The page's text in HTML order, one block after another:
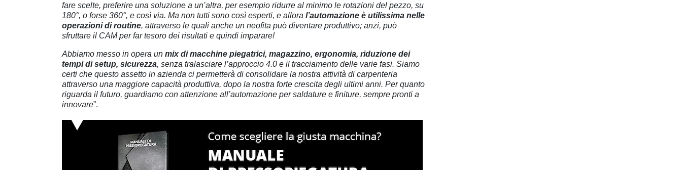
fare scelte, preferire una soluzione a un’altra, per esempio ridurre al minimo le rotazioni del pezzo, su
180°, o forse 360°, e così via. Ma non tutti sono così esperti, e allora l’automazione è utilissima nelle
operazioni di routine, attraverso le quali anche un neofita può diventare produttivo; anzi, può
sfruttare il CAM per far tesoro dei risultati e quindi imparare!
Abbiamo messo in opera un mix di macchine piegatrici, magazzino, ergonomia, riduzione dei
tempi di setup, sicurezza, senza tralasciare l’approccio 4.0 e il tracciamento delle varie fasi. Siamo
certi che questo assetto in azienda ci permetterà di consolidare la nostra attività di carpenteria
attraverso una maggiore capacità produttiva, dopo la nostra forte crescita degli ultimi anni. Per quanto
riguarda il futuro, guardiamo con attenzione all’automazione per saldature e finiture, sempre pronti a
innovare”.